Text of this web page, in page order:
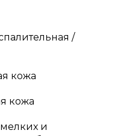
/
кожа
кожа
и